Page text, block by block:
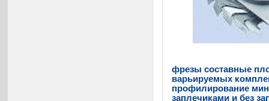
фрезы составные
варьируемых
профилирование
заплечиками и без